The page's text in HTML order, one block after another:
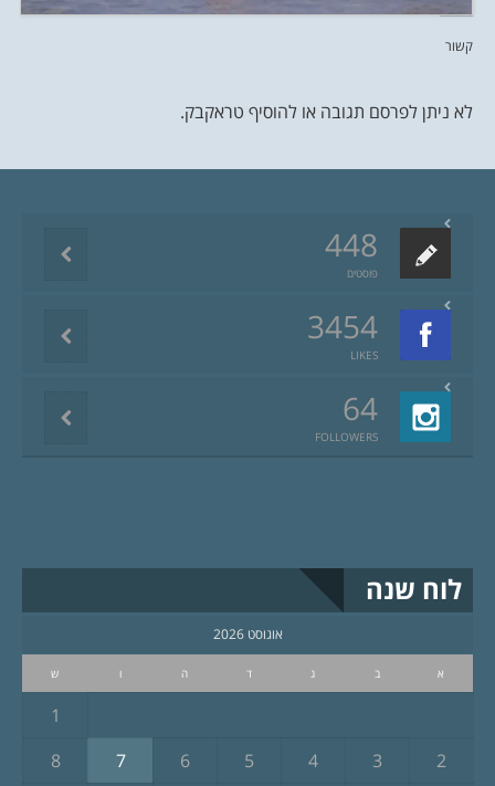
קשור
לא ניתן לפרסם תגובה או להוסיף טראקבק.
448
פוסטים
3454
LIKES
64
FOLLOWERS
לוח שנה
אוגוסט 2026
א ב ג ד ה ו ש
1
2
3
4
5
6
7
8